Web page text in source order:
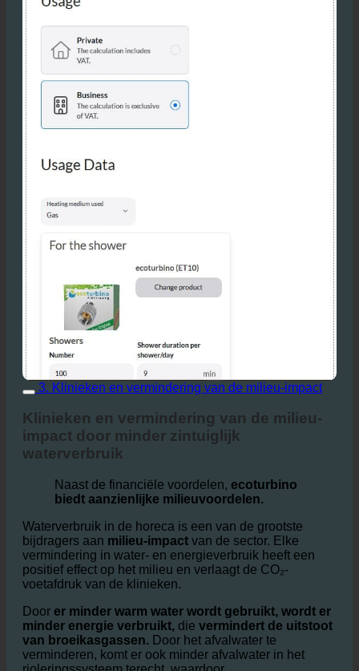
3. Klinieken en vermindering van de milieu-impact
Klinieken en vermindering van de milieu-
waterverbruik
Naast de financiële voordelen,
ecoturbino
biedt aanzienlijke milieuvoordelen.
Waterverbruik in de horeca is een van de grootste
bijdragers aanmilieu-impactvan de sector. Elke
vermindering in water- en energieverbruik heeft een
positief effect op het milieu en verlaagt de CO₂-
voetafdruk van de klinieken.
Doorer minder warm water wordt gebruikt, wordt er
minder energie verbruikt,dievermindert de uitstoot